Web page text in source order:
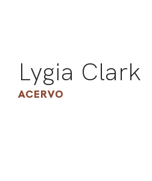
Lygia Clark
ACERVO